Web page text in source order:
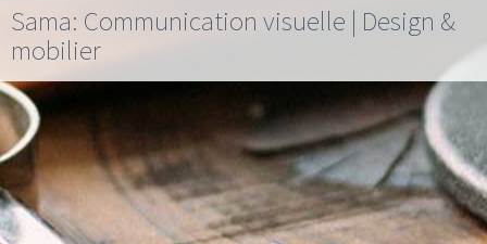
Sama: Communication visuelle | Design &
mobilier